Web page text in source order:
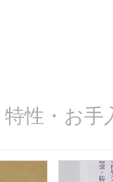
性・お手